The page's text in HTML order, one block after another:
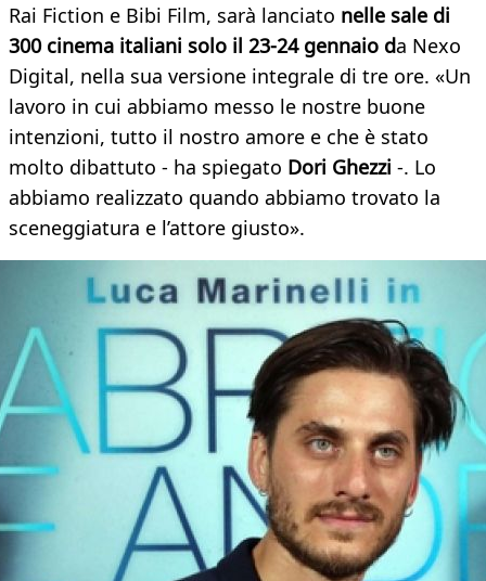
Rai Fiction e Bibi Film, sarà lanciato nelle sale di
300 cinema italiani solo il 23-24 gennaio da Nexo
Digital, nella sua versione integrale di tre ore. «Un
lavoro in cui abbiamo messo le nostre buone
intenzioni, tutto il nostro amore e che è stato
molto dibattuto - ha spiegato Dori Ghezzi -. Lo
abbiamo realizzato quando abbiamo trovato la
sceneggiatura e l’attore giusto».